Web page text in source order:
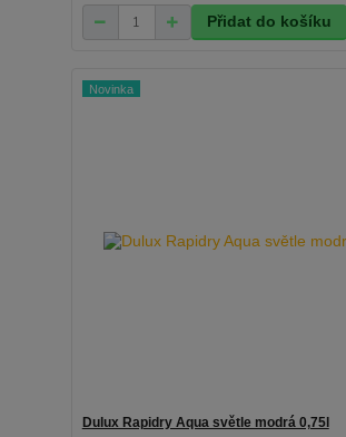
Přidat do košíku
Novinka
Dulux Rapidry Aqua světle modrá 0,75l